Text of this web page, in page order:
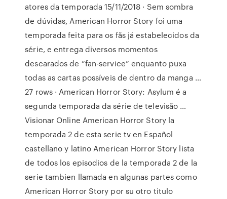
atores da temporada 15/11/2018 · Sem sombra
de dúvidas, American Horror Story foi uma
temporada feita para os fãs já estabelecidos da
série, e entrega diversos momentos
descarados de “fan-service” enquanto puxa
todas as cartas possíveis de dentro da manga …
27 rows · American Horror Story: Asylum é a
segunda temporada da série de televisão …
Visionar Online American Horror Story la
temporada 2 de esta serie tv en Español
castellano y latino American Horror Story lista
de todos los episodios de la temporada 2 de la
serie tambien llamada en algunas partes como
American Horror Story por su otro titulo